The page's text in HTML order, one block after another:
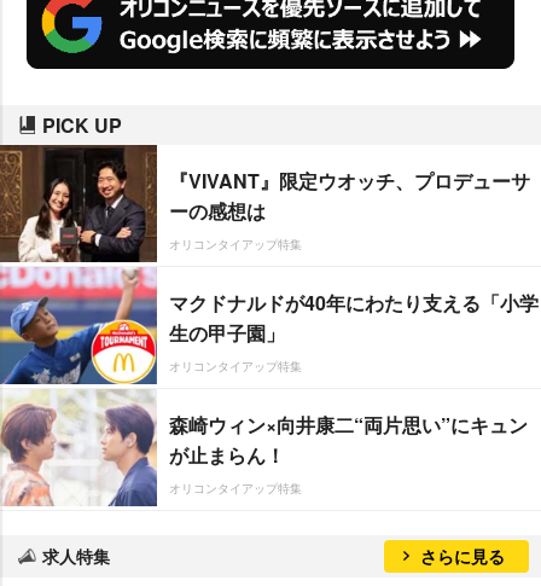
PICK UP
『VIVANT』限定ウオッチ、プロデューサ
ーの感想は
オリコンタイアップ特集
マクドナルドが40年にわたり支える「小学
生の甲子園」
オリコンタイアップ特集
森崎ウィン×向井康二“両片思い”にキュン
が止まらん！
オリコンタイアップ特集
求人特集 さらに見る